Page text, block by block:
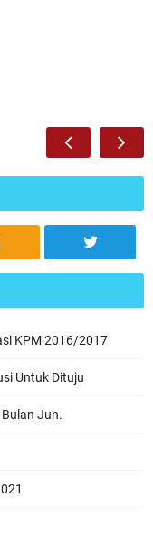
KPM 2016/2017
Untuk Dituju
Jun.